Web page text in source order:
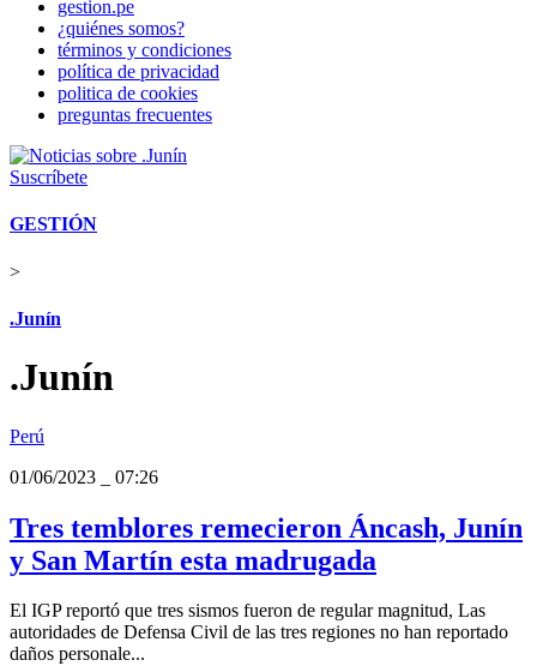
gestion.pe
¿quiénes somos?
términos y condiciones
política de privacidad
politica de cookies
preguntas frecuentes
Suscríbete
GESTIÓN
>
.Junín
.Junín
Perú
01/06/2023
07:26
Tres temblores remecieron Áncash, Junín
y San Martín esta madrugada
El IGP reportó que tres sismos fueron de regular magnitud, Las
autoridades de Defensa Civil de las tres regiones no han reportado
daños personale...